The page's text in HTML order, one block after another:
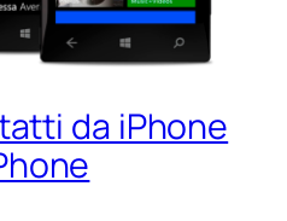
da iPhone